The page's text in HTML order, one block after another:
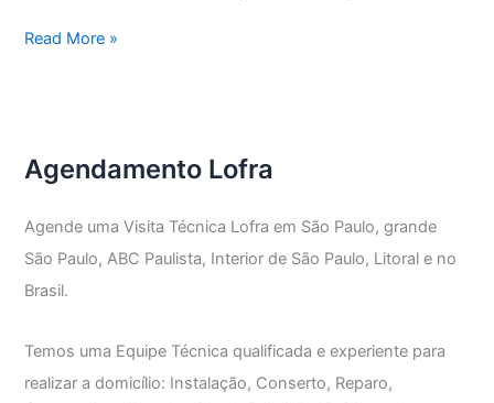
Assistência
Read More »
Agendamento Lofra
Agende uma Visita Técnica Lofra em São Paulo, grande
São Paulo, ABC Paulista, Interior de São Paulo, Litoral e no
Brasil.
Temos uma Equipe Técnica qualificada e experiente para
realizar a domicílio: Instalação, Conserto, Reparo,